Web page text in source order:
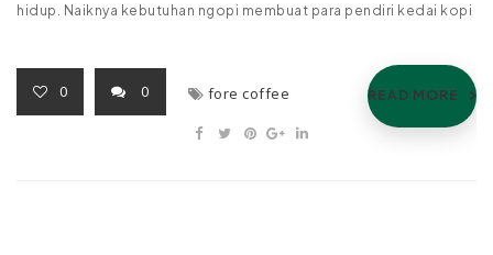
hidup. Naiknya kebutuhan ngopi membuat para pendiri kedai kopi
READ MORE
0 0 fore coffee